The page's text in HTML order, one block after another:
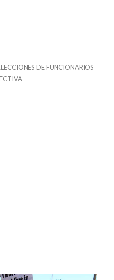
DE FUNCIONARIOS